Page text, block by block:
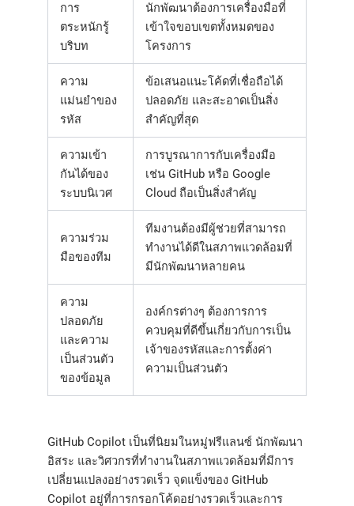
การ
ตระหนักรู้
บริบท
นักพัฒนาต้องการเครื่องมือที่
เข้าใจขอบเขตทั้งหมดของ
โครงการ
ความ
แม่นยำของ
รหัส
ข้อเสนอแนะโค้ดที่เชื่อถือได้
ปลอดภัย และสะอาดเป็นสิ่ง
สำคัญที่สุด
ความเข้า
กันได้ของ
ระบบนิเวศ
การบูรณาการกับเครื่องมือ
เช่น GitHub หรือ Google
Cloud ถือเป็นสิ่งสำคัญ
ความร่วม
มือของทีม
ทีมงานต้องมีผู้ช่วยที่สามารถ
ทำงานได้ดีในสภาพแวดล้อมที่
มีนักพัฒนาหลายคน
ความ
ปลอดภัย
และความ
เป็นส่วนตัว
ของข้อมูล
องค์กรต่างๆ ต้องการการ
ควบคุมที่ดีขึ้นเกี่ยวกับการเป็น
เจ้าของรหัสและการตั้งค่า
ความเป็นส่วนตัว
GitHub Copilot เป็นที่นิยมในหมู่ฟรีแลนซ์ นักพัฒนา
อิสระ และวิศวกรที่ทำงานในสภาพแวดล้อมที่มีการ
เปลี่ยนแปลงอย่างรวดเร็ว จุดแข็งของ GitHub
Copilot อยู่ที่การกรอกโค้ดอย่างรวดเร็วและการ